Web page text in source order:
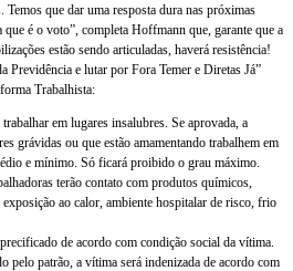
que dar uma resposta dura nas próximas
que é o voto”, completa Hoffmann que, garante que a
estão sendo articuladas, haverá resistência!
Previdência e lutar por Fora Temer e Diretas Já”
Trabalhista:
em lugares insalubres. Se aprovada, a
grávidas ou que estão amamentando trabalhem em
e mínimo. Só ficará proibido o grau máximo.
terão contato com produtos químicos,
ao calor, ambiente hospitalar de risco, frio
de acordo com condição social da vítima.
pelo patrão, a vítima será indenizada de acordo com